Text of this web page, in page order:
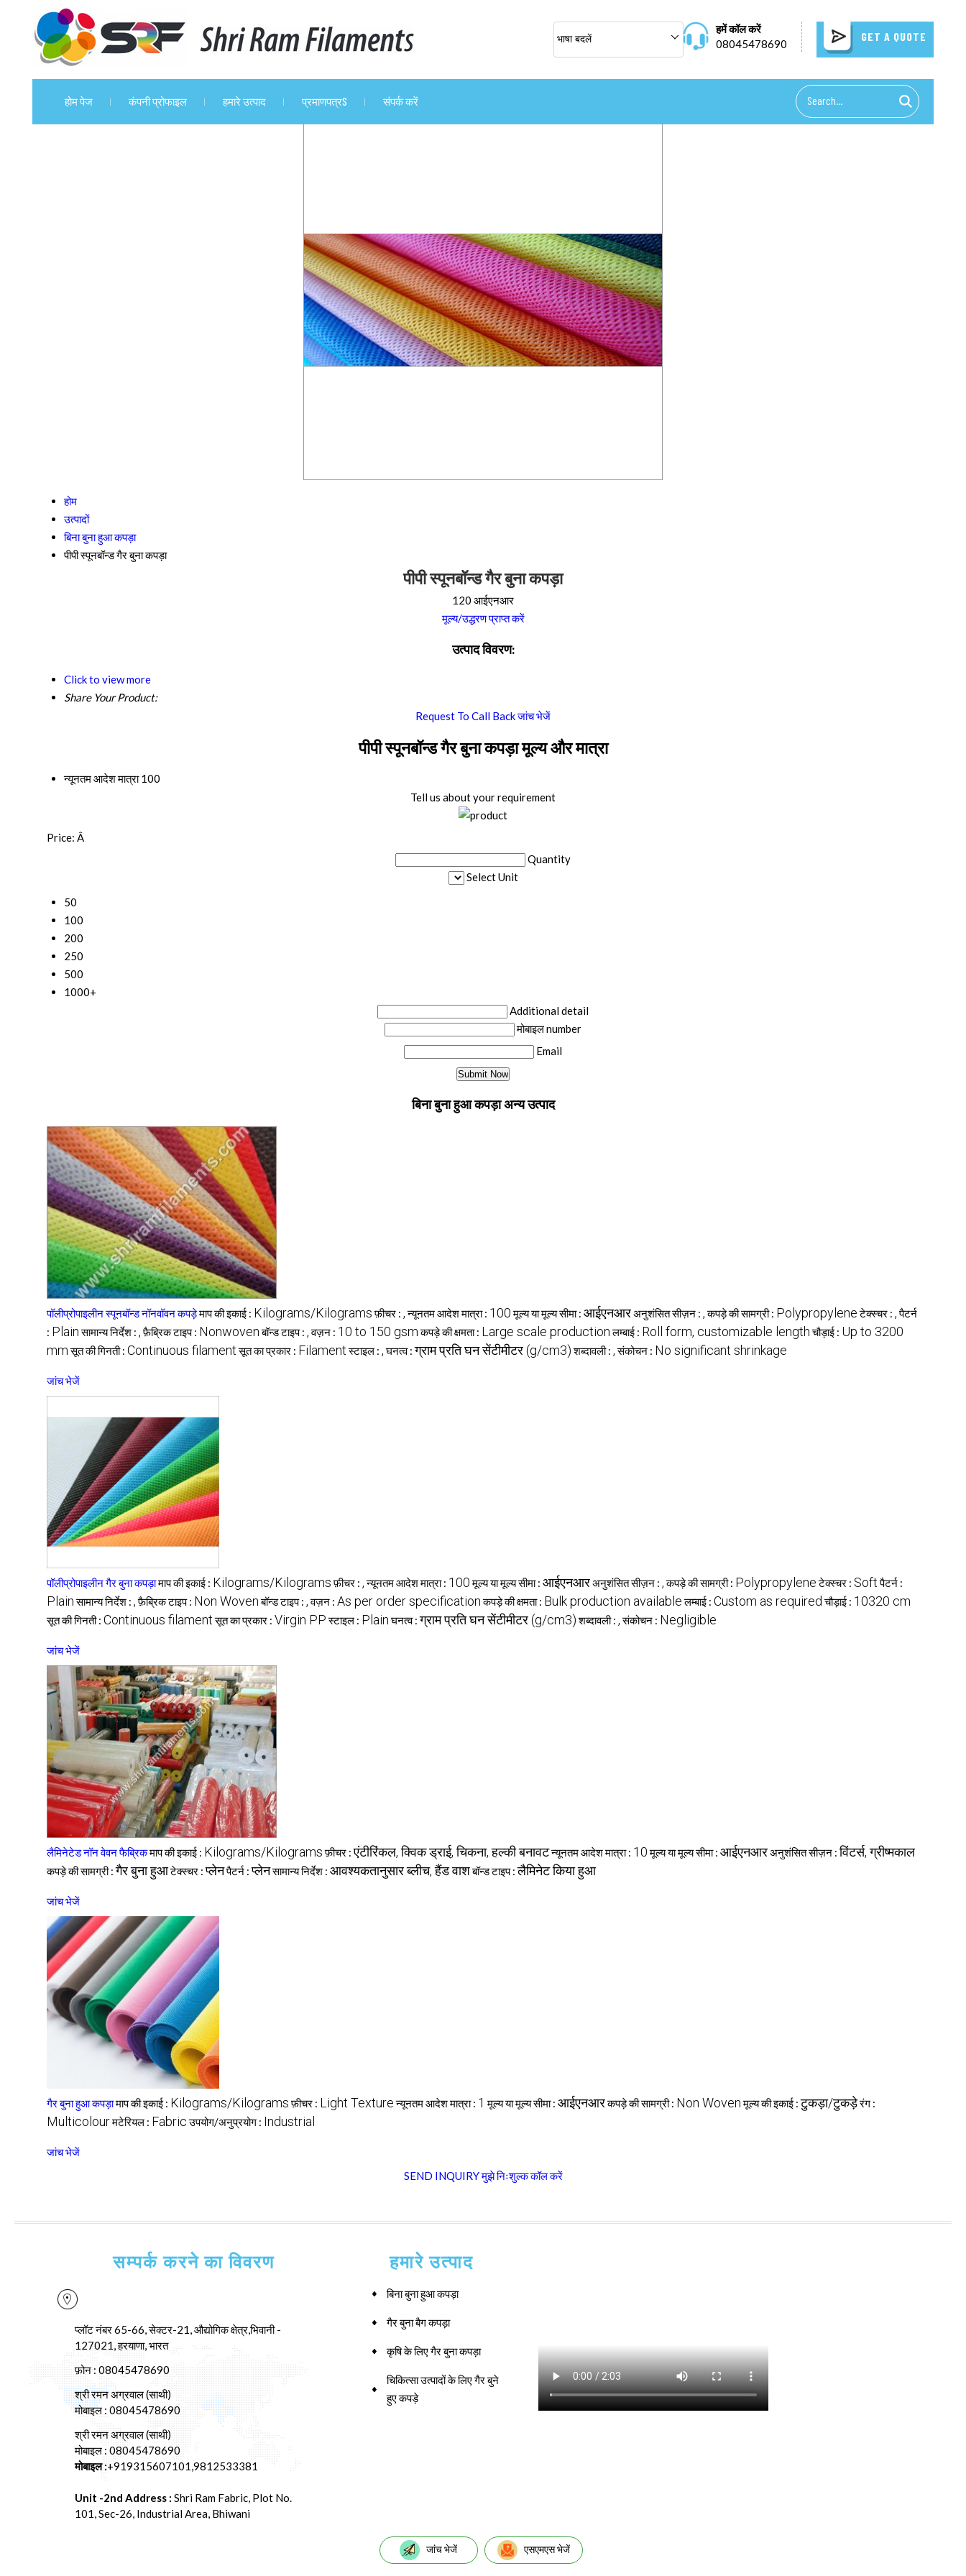
GET A QUOTE
हमें कॉल करें
08045478690
भाषा बदलें
होम पेज कंपनी प्रोफाइल हमारे उत्पाद प्रमाणपत्रS संपर्क करें
होम
उत्पादों
बिना बुना हुआ कपड़ा
पीपी स्पूनबॉन्ड गैर बुना कपड़ा
पीपी स्पूनबॉन्ड गैर बुना कपड़ा
120 आईएनआर
मूल्य/उद्धरण प्राप्त करें
उत्पाद विवरण:
Click to view more
Share Your Product:
Request To Call Backजांच भेजें
पीपी स्पूनबॉन्ड गैर बुना कपड़ा मूल्य और मात्रा
न्यूनतम आदेश मात्रा 100
Tell us about your requirement
Price: Â
Quantity
Select Unit
50
100
200
250
500
1000+
Additional detail
मोबाइल number
Email
बिना बुना हुआ कपड़ा अन्य उत्पाद
पॉलीप्रोपाइलीन स्पूनबॉन्ड नॉनवॉवन कपड़ेमाप की इकाई : Kilograms/Kilograms फ़ीचर : , न्यूनतम आदेश मात्रा : 100 मूल्य या मूल्य सीमा : आईएनआरअनुशंसित सीज़न : , कपड़े की सामग्री : Polypropylene टेक्स्चर : , पैटर्न
: Plain सामान्य निर्देश : , फ़ैब्रिक टाइप : Nonwoven बॉन्ड टाइप : , वज़न : 10 to 150 gsm कपड़े की क्षमता : Large scale production लम्बाई : Roll form, customizable length चौड़ाई : Up to 3200
mm सूत की गिनती : Continuous filament सूत का प्रकार : Filament स्टाइल : , घनत्व :ग्राम प्रति घन सेंटीमीटर (g/cm3) शब्दावली : , संकोचन : No significant shrinkage
जांच भेजें
पॉलीप्रोपाइलीन गैर बुना कपड़ामाप की इकाई : Kilograms/Kilograms फ़ीचर : , न्यूनतम आदेश मात्रा : 100 मूल्य या मूल्य सीमा : आईएनआरअनुशंसित सीज़न : , कपड़े की सामग्री : Polypropylene टेक्स्चर : Soft पैटर्न :
Plain सामान्य निर्देश : , फ़ैब्रिक टाइप : Non Woven बॉन्ड टाइप : , वज़न : As per order specification कपड़े की क्षमता : Bulk production available लम्बाई : Custom as required चौड़ाई : 10320 cm
सूत की गिनती : Continuous filament सूत का प्रकार : Virgin PP स्टाइल : Plain घनत्व :ग्राम प्रति घन सेंटीमीटर (g/cm3) शब्दावली : , संकोचन : Negligible
जांच भेजें
लैमिनेटेड नॉन वेवन फैब्रिकमाप की इकाई : Kilograms/Kilograms फ़ीचर :एंटीरिंकल, क्विक ड्राई, चिकना, हल्की बनावटन्यूनतम आदेश मात्रा : 10 मूल्य या मूल्य सीमा : आईएनआरअनुशंसित सीज़न :विंटर्स, ग्रीष्मकाल
कपड़े की सामग्री :गैर बुना हुआटेक्स्चर :प्लेनपैटर्न :प्लेनसामान्य निर्देश : आवश्यकतानुसार ब्लीच, हैंड वाशबॉन्ड टाइप :लैमिनेट किया हुआ
जांच भेजें
गैर बुना हुआ कपड़ामाप की इकाई : Kilograms/Kilograms फ़ीचर : Light Texture न्यूनतम आदेश मात्रा : 1 मूल्य या मूल्य सीमा : आईएनआरकपड़े की सामग्री : Non Woven मूल्य की इकाई :टुकड़ा/टुकड़ेरंग :
Multicolourमटेरियल : Fabric उपयोग/अनुप्रयोग : Industrial
जांच भेजें
SEND INQUIRYमुझे निःशुल्क कॉल करें
सम्पर्क करने का विवरण
प्लॉट नंबर 65-66, सेक्टर-21, औद्योगिक क्षेत्र,भिवानी -
127021 , हरयाणा, भारत
फ़ोन : 08045478690
श्री रमन अग्रवाल(साथी)
मोबाइल : 08045478690
श्री रमन अग्रवाल(साथी)
मोबाइल :08045478690
मोबाइल :+919315607101,9812533381
Unit -2nd Address : Shri Ram Fabric, Plot No.
101, Sec-26, Industrial Area, Bhiwani
हमारे उत्पाद
बिना बुना हुआ कपड़ा
गैर बुना बैग कपड़ा
कृषि के लिए गैर बुना कपड़ा
चिकित्सा उत्पादों के लिए गैर बुने
हुए कपड़े
जांच भेजें एसएमएस भेजें